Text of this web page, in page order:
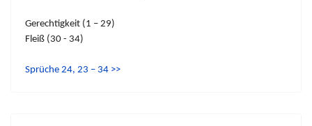
Gerechtigkeit (1 – 29)
Fleiß (30 - 34)
Sprüche 24, 23 – 34 >>